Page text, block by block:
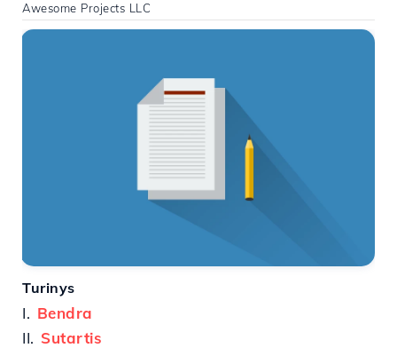
Awesome Projects LLC
Turinys
I. Bendra
II. Sutartis